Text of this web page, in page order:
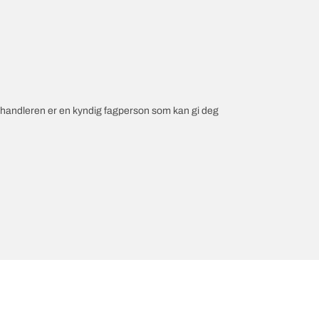
er en kyndig fagperson som kan gi deg